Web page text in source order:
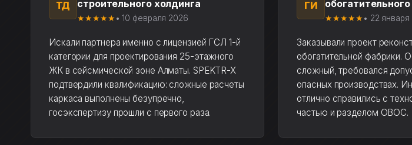
ТД
строительного холдинга
★★★★★ • 10 февраля 2026
Искали партнера именно с лицензией ГСЛ 1-й
категории для проектирования 25-этажного
ЖК в сейсмической зоне Алматы. SPEKTR-X
подтвердили квалификацию: сложные расчеты
каркаса выполнены безупречно,
госэкспертизу прошли с первого раза.
ГИ
★★★★★ • 22
Заказывали проект
обогатительной фабрики.
сложный, требовался
опасных производствах.
отлично справились с
частью и разделом ОВОС.